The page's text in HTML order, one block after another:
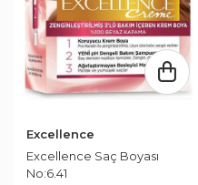
Excellence
Excellence Saç Boyası
No:6.41